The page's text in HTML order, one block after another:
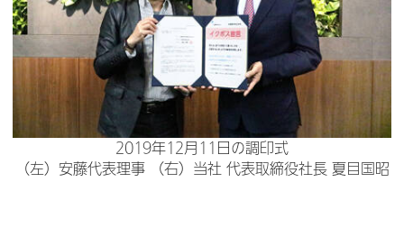
2019年12月11日の調印式
（左）安藤代表理事 （右）当社 代表取締役社長 夏目国昭